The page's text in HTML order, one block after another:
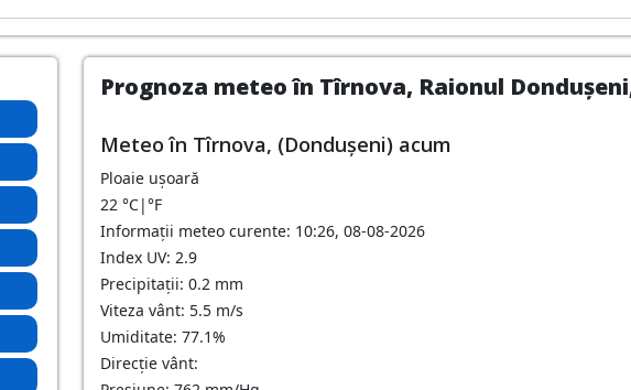
Prognoza meteo în Tîrnova, Raionul
Meteo în Tîrnova, (Dondușeni) acum
Ploaie ușoară
22 °C|°F
Informații meteo curente: 10:26, 08-08-2026
Index UV: 2.9
Precipitații: 0.2 mm
Viteza vânt: 5.5 m/s
Umiditate: 77.1%
Direcție vânt: